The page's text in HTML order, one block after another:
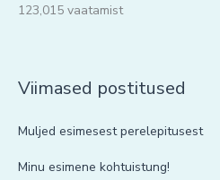
123,015 vaatamist
Viimased postitused
Muljed esimesest perelepitusest
Minu esimene kohtuistung!